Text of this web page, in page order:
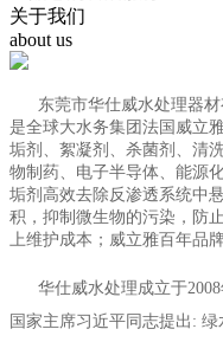
关于我们
about us
东莞市华仕威水处理器
是全球大水务集团法国威立
垢剂、絮凝剂、杀菌剂、清
物制药、电子半导体、能源
垢剂高效去除反渗透系统中
积，抑制微生物的污染，防
上维护成本；威立雅百年品
华仕威水处理成立于2008
国家主席习近平同志提出: